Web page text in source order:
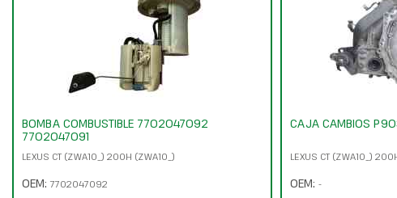
BOMBA COMBUSTIBLE 7702047092
7702047091
LEXUS CT (ZWA10_) 200H (ZWA10_)
OEM: 7702047092
CAJA CAMBIOS
LEXUS CT (ZWA10_)
OEM: -